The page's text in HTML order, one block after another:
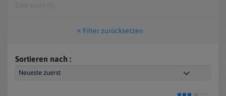
Filter zurücksetzen
Sortieren nach :